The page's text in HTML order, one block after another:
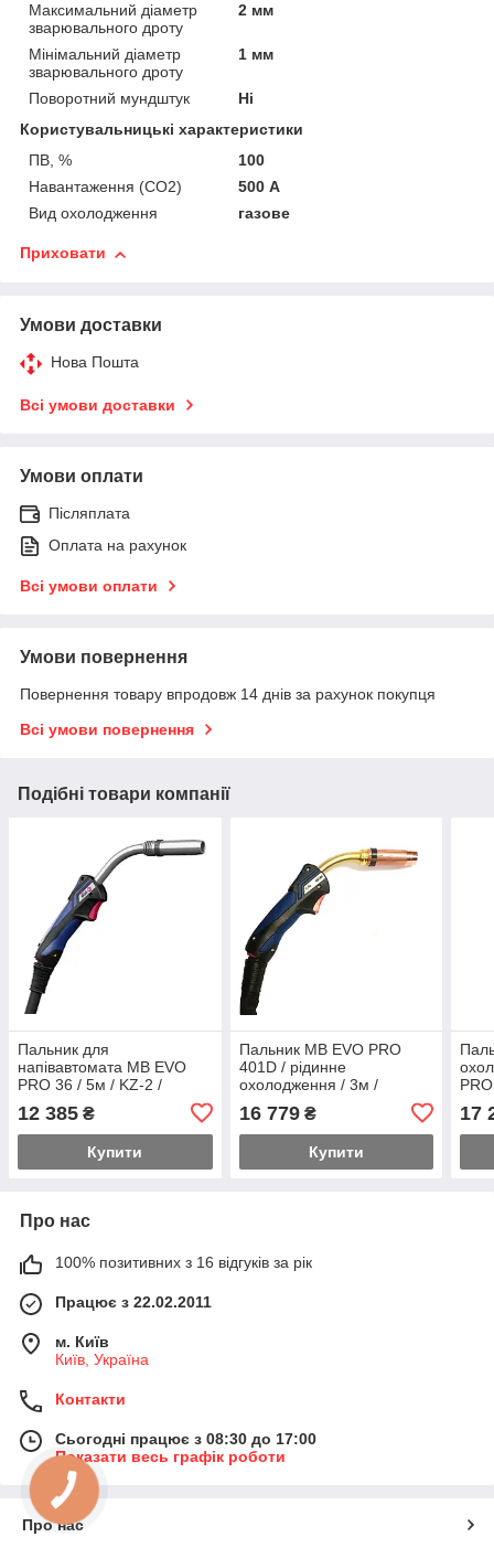
Максимальний діаметр
зварювального дроту
2 мм
Мінімальний діаметр
зварювального дроту
1 мм
Поворотний мундштук
Ні
Користувальницькі характеристики
ПВ, %
100
Навантаження (СО2)
500 А
Вид охолодження
газове
Приховати
Умови доставки
Нова Пошта
Всі умови доставки
Умови оплати
Післяплата
Оплата на рахунок
Всі умови оплати
Умови повернення
Повернення товару впродовж 14 днів за рахунок покупця
Всі умови повернення
Подібні товари компанії
Пальник для
напівавтомата MB EVO
PRO 36 / 5м / KZ-2 /
12 385 ₴
Купити
Пальник MB EVO PRO
401D / рідинне
охолодження / 3м /
16 779₴
Купити
17
Про нас
100% позитивних з 16 відгуків за рік
Працює з 22.02.2011
м. Київ
Київ, Україна
Контакти
Сьогодні працює з 08:30 до 17:00
Показати весь графік роботи
Про нас